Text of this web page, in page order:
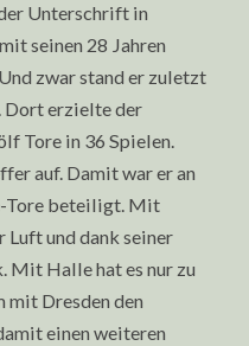
Unterschrift in
seinen 28 Jahren
zwar stand er zuletzt
Dort erzielte der
Tore in 36 Spielen.
auf. Damit war er an
Tore beteiligt. Mit
Luft und dank seiner
Mit Halle hat es nur zu
mit Dresden den
einen weiteren